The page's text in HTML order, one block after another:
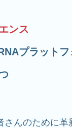
ンス
プラットフ
さんのために革